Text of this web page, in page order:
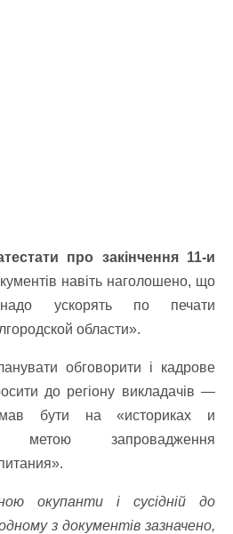
про закінчення 11-и
навіть наголошено, що
ускорять по печати
области».
обговорити і кадрове
до регіону викладачів —
бути на «историках и
метою запровадження
окупанти і сусідній до
з документів зазначено,